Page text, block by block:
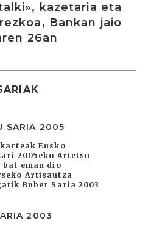
kazetaria eta
Bankan jaio
26an
SARIA 2005
Eusko
2005eko Artetsu
eman dio
Artisautza
Buber Saria 2003
2003